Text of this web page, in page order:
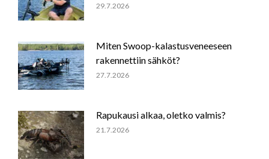
29.7.2026
Miten Swoop-kalastusveneeseen
rakennettiin sähköt?
27.7.2026
Rapukausi alkaa, oletko valmis?
21.7.2026